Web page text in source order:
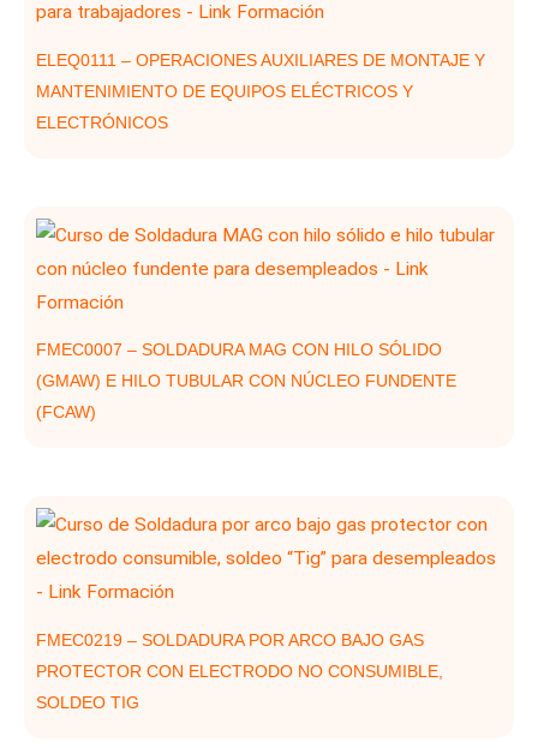
ELEQ0111 – OPERACIONES AUXILIARES DE MONTAJE Y
MANTENIMIENTO DE EQUIPOS ELÉCTRICOS Y
ELECTRÓNICOS
FMEC0007 – SOLDADURA MAG CON HILO SÓLIDO
(GMAW) E HILO TUBULAR CON NÚCLEO FUNDENTE
(FCAW)
FMEC0219 – SOLDADURA POR ARCO BAJO GAS
PROTECTOR CON ELECTRODO NO CONSUMIBLE,
SOLDEO TIG